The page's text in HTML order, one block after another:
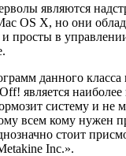
являются
OS X, но они
просты в
данного класса
является
систему и не
всем кому нужен
стоит
Inc.».